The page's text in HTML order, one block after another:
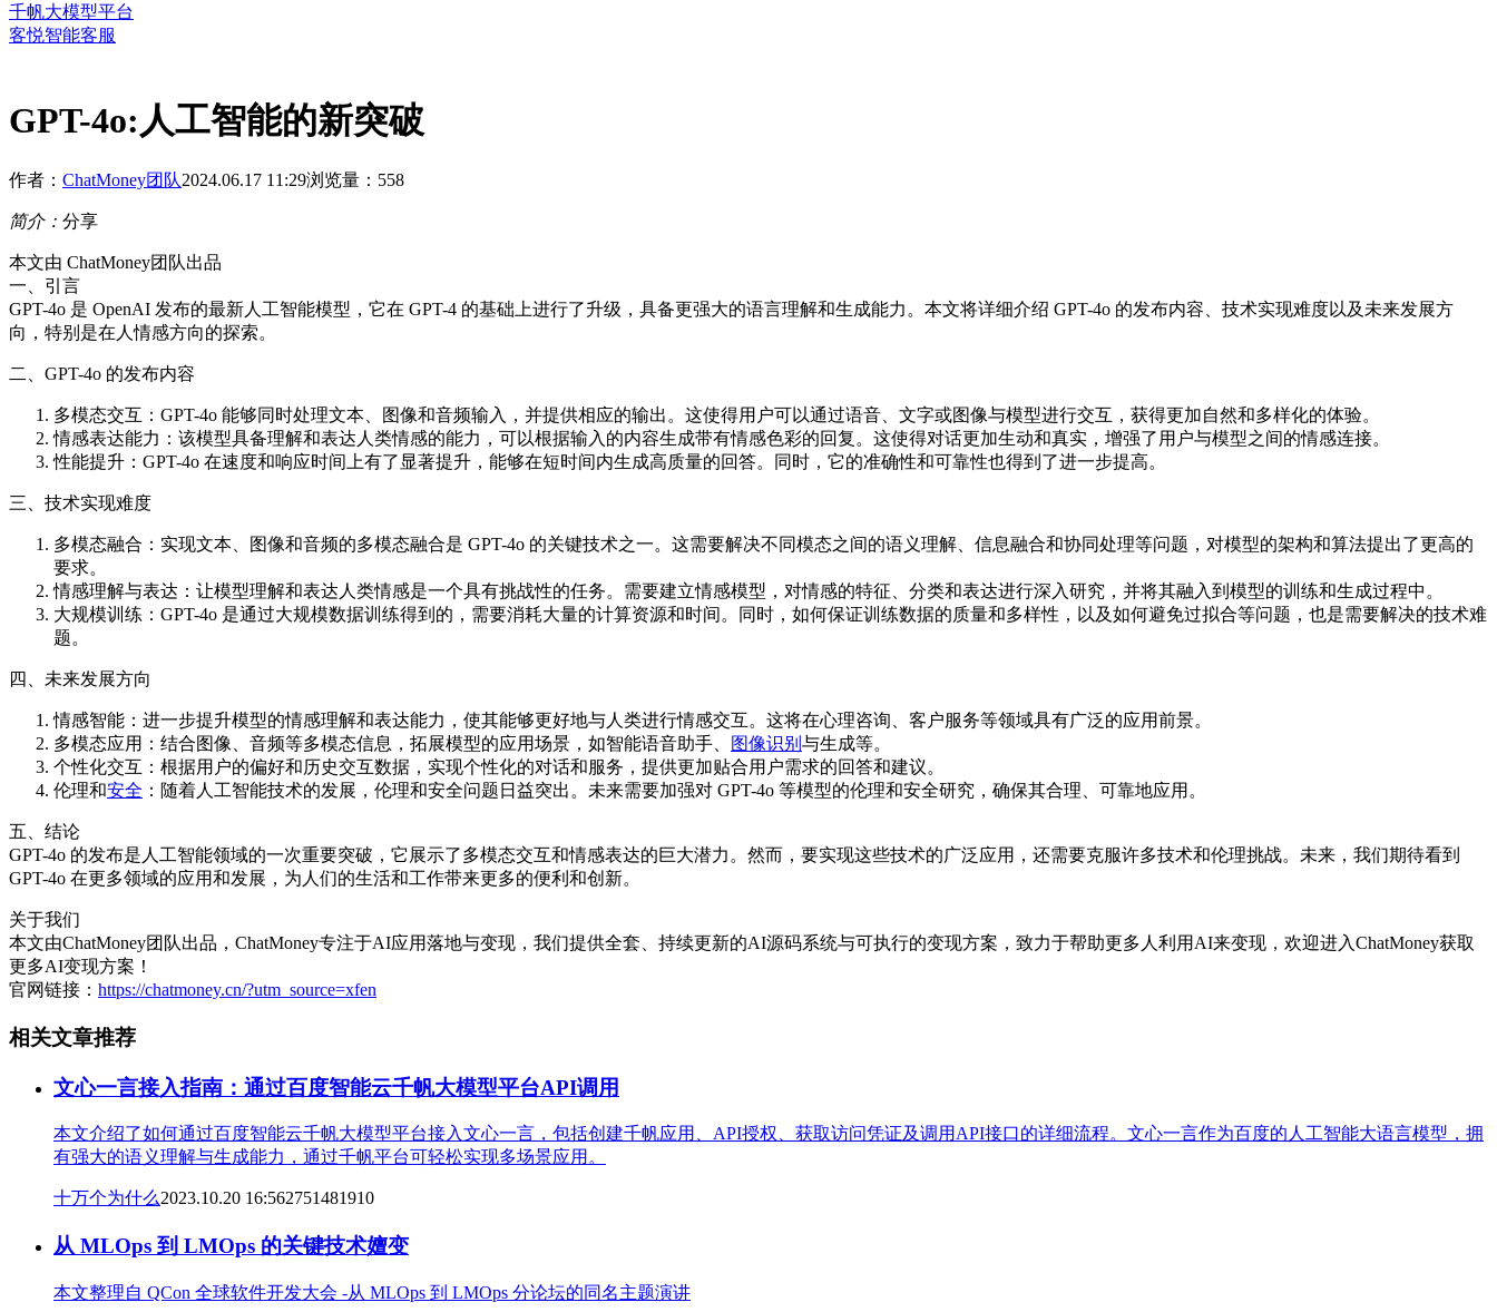
千帆大模型平台
客悦智能客服
GPT-4o:人工智能的新突破
作者： ChatMoney团队2024.06.17 11:29浏览量： 558
简介： 分享
本文由 ChatMoney团队出品
一、引言
GPT-4o 是 OpenAI 发布的最新人工智能模型，它在 GPT-4 的基础上进行了升级，具备更强大的语言理解和生成能力。本文将详细介绍 GPT-4o 的发布内容、技术实现难度以及未来发展方
向，特别是在人情感方向的探索。
二、GPT-4o 的发布内容
多模态交互：GPT-4o 能够同时处理文本、图像和音频输入，并提供相应的输出。这使得用户可以通过语音、文字或图像与模型进行交互，获得更加自然和多样化的体验。
情感表达能力：该模型具备理解和表达人类情感的能力，可以根据输入的内容生成带有情感色彩的回复。这使得对话更加生动和真实，增强了用户与模型之间的情感连接。
性能提升：GPT-4o 在速度和响应时间上有了显著提升，能够在短时间内生成高质量的回答。同时，它的准确性和可靠性也得到了进一步提高。
三、技术实现难度
多模态融合：实现文本、图像和音频的多模态融合是 GPT-4o 的关键技术之一。这需要解决不同模态之间的语义理解、信息融合和协同处理等问题，对模型的架构和算法提出了更高的
要求。
情感理解与表达：让模型理解和表达人类情感是一个具有挑战性的任务。需要建立情感模型，对情感的特征、分类和表达进行深入研究，并将其融入到模型的训练和生成过程中。
大规模训练：GPT-4o 是通过大规模数据训练得到的，需要消耗大量的计算资源和时间。同时，如何保证训练数据的质量和多样性，以及如何避免过拟合等问题，也是需要解决的技术难
题。
四、未来发展方向
情感智能：进一步提升模型的情感理解和表达能力，使其能够更好地与人类进行情感交互。这将在心理咨询、客户服务等领域具有广泛的应用前景。
多模态应用：结合图像、音频等多模态信息，拓展模型的应用场景，如智能语音助手、
图像识别 与生成等。
个性化交互：根据用户的偏好和历史交互数据，实现个性化的对话和服务，提供更加贴合用户需求的回答和建议。
伦理和安全 ：随着人工智能技术的发展，伦理和安全问题日益突出。未来需要加强对 GPT-4o 等模型的伦理和安全研究，确保其合理、可靠地应用。
五、结论
GPT-4o 的发布是人工智能领域的一次重要突破，它展示了多模态交互和情感表达的巨大潜力。然而，要实现这些技术的广泛应用，还需要克服许多技术和伦理挑战。未来，我们期待看到
GPT-4o 在更多领域的应用和发展，为人们的生活和工作带来更多的便利和创新。
关于我们
本文由ChatMoney团队出品，ChatMoney专注于AI应用落地与变现，我们提供全套、持续更新的AI源码系统与可执行的变现方案，致力于帮助更多人利用AI来变现，欢迎进入ChatMoney获取
更多AI变现方案！
官网链接： https://chatmoney.cn/?utm_source=xfen
相关文章推荐
文心一言接入指南：通过百度智能云千帆大模型平台API调用
本文介绍了如何通过百度智能云千帆大模型平台接入文心一言，包括创建千帆应用、API授权、获取访问凭证及调用API接口的详细流程。文心一言作为百度的人工智能大语言模型，拥
有强大的语义理解与生成能力，通过千帆平台可轻松实现多场景应用。
十万个为什么2023.10.20 16:562751481910
从 MLOps 到 LMOps 的关键技术嬗变
本文整理自 QCon 全球软件开发大会 -从 MLOps 到 LMOps 分论坛的同名主题演讲